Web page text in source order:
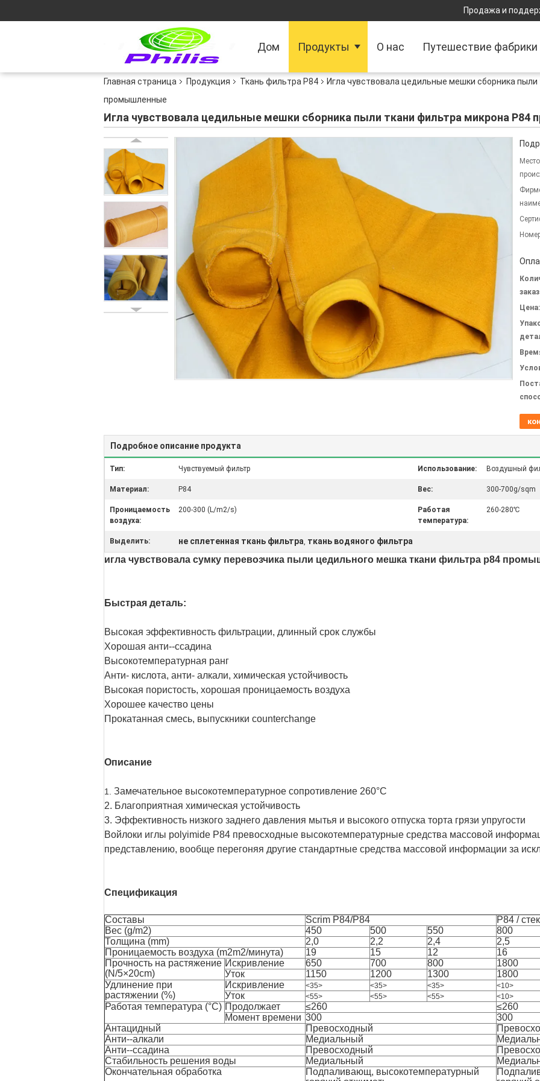
Продажа и
Дом Продукты О нас Путешествие фабрики
Главная страница Продукция Ткань фильтра P84
Игла чувствовала цедильные мешки сборника
промышленные
Игла чувствовала цедильные мешки сборника пыли ткани фильтра микрона
Место
Цена:
Подробное описание продукта
Тип: Чувствуемый фильтр Использование: Воздушный
Материал: P84 Вес: 300-700g/sqm
Проницаемость
воздуха:
200-300 (L/m2/s)
Работая
температура:
260-280℃
Выделить: не сплетенная ткань фильтра, ткань водяного фильтра
игла чувствовала сумку перевозчика пыли цедильного мешка ткани фильтра p84
Быстрая деталь:
Высокая эффективность фильтрации, длинный срок службы
Хорошая анти--ссадина
Высокотемпературная ранг
Анти- кислота, анти- алкали, химическая устойчивость
Высокая пористость, хорошая проницаемость воздуха
Хорошее качество цены
Прокатанная смесь, выпускники counterchange
Описание
1. Замечательное высокотемпературное сопротивление 260°C
2. Благоприятная химическая устойчивость
3. Эффективность низкого заднего давления мытья и высокого отпуска торта грязи упругости
Войлоки иглы polyimide P84 превосходные высокотемпературные средства массовой
представлению, вообще перегоняя другие стандартные средства массовой информации за
Спецификация
Составы Scrim P84/P84
P84 /
Вес (g/m2)
450 500 550 800
Толщина (mm)
2,0 2,2 2,4 2,5
Проницаемость воздуха (m2m2/минута)
19 15 12 16
Прочность на растяжение
(N/5×20cm)
Искривление 650 700 800 1800
Уток
1150 1200 1300 1800
Удлинение при
растяжении (%)
Искривление <35> <35> <35> <10>
Уток <55> <55> <55> <10>
Работая температура (°C) Продолжает ≤260
≤260
Момент времени 300
300
Антацидный
Превосходный
Анти--алкали
Медиальный
Анти--ссадина
Превосходный
Стабильность решения воды
Медиальный
Окончательная обработка
Подпаливающ, высокотемпературный